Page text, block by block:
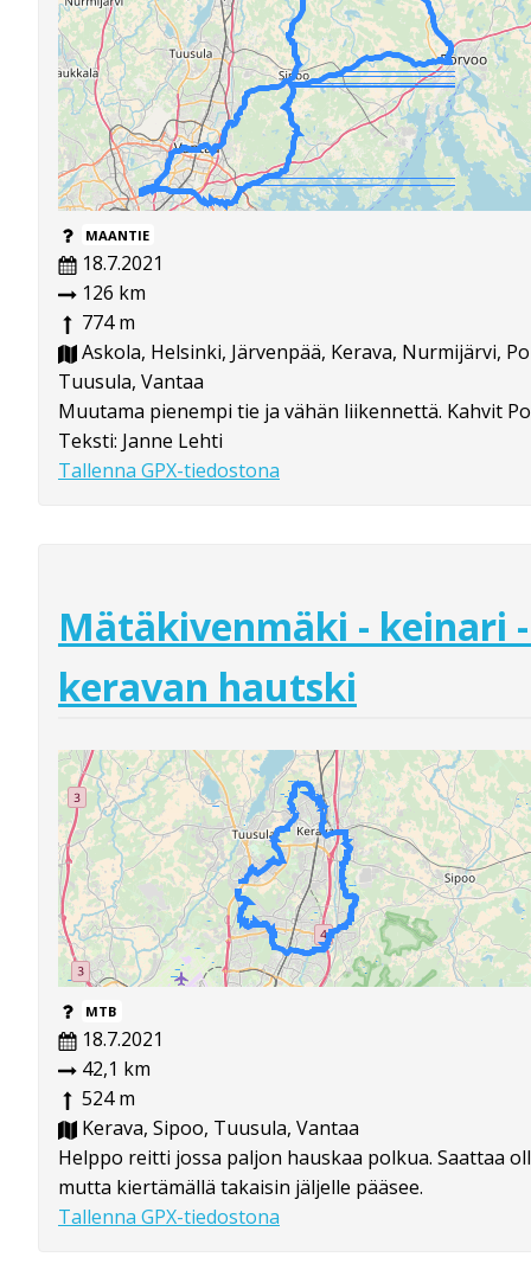
MAANTIE
18.7.2021
126 km
774 m
Askola, Helsinki, Järvenpää, Kerava, Nurmijärvi,
Tuusula, Vantaa
Muutama pienempi tie ja vähän liikennettä. Kahvit
Teksti: Janne Lehti
Tallenna GPX-tiedostona
Mätäkivenmäki - keinari
keravan hautski
MTB
18.7.2021
42,1 km
524 m
Kerava, Sipoo, Tuusula, Vantaa
Helppo reitti jossa paljon hauskaa polkua. Saattaa
mutta kiertämällä takaisin jäljelle pääsee.
Tallenna GPX-tiedostona